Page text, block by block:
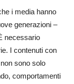
i media hanno
generazioni –
necessario
I contenuti con
sono solo
comportamenti